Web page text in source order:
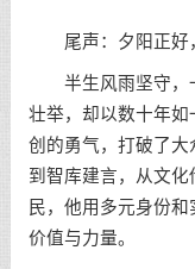
尾声：夕阳正好
半生风雨坚守，
壮举，却以数十年
创的勇气，打破了
到智库建言，从文
民，他用多元身份
价值与力量。